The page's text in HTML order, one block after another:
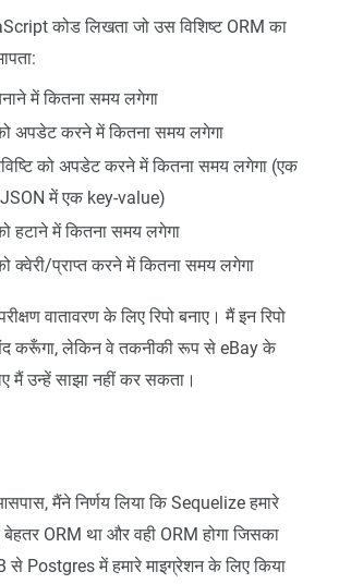
कोड लिखता जो उस विशिष्ट ORM का
में कितना समय लगेगा
अपडेट करने में कितना समय लगेगा
को अपडेट करने में कितना समय लगेगा (एक
में एक key-value)
हटाने में कितना समय लगेगा
क्वेरी/प्राप्त करने में कितना समय लगेगा
वातावरण के लिए रिपो बनाए। मैं इन रिपो
करूँगा, लेकिन वे तकनीकी रूप से eBay के
मैं उन्हें साझा नहीं कर सकता।
मैंने निर्णय लिया कि Sequelize हमारे
ORM था और वही ORM होगा जिसका
से Postgres में हमारे माइग्रेशन के लिए किया